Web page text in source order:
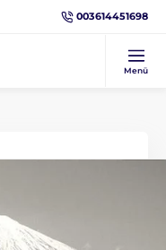
003614451698
Menü